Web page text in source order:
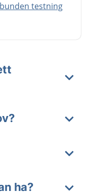
testning
ha?